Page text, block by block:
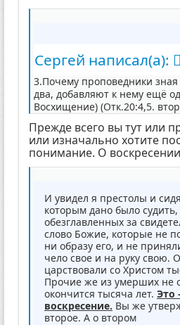
Сергей написал(а):
3.Почему проповедники зная
два, добавляют к нему ещё
Восхищение) (Отк.20:4,5.
Прежде всего вы тут или
или изначально хотите
понимание. О
И увидел я престолы и
которым дано было
обезглавленных за
слово Божие, которые не
ни образу его, и не
чело свое и на руку свою.
царствовали со Христом
Прочие же из умерших не
окончится тысяча лет. Это
воскресение. Вы же
второе. А о втором